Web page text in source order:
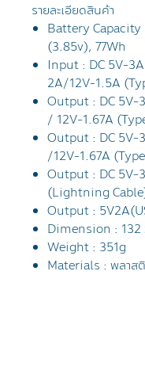
รายละเอียดสินค้า
Battery
(3.85v), 77Wh
Input : DC 5V-
2A/12V-1.5A
Output : DC 5V-
/ 12V-1.67A
Output : DC 5V-
/12V-1.67A
Output : DC 5V-
(Lightning
Output :
Dimension :
Weight : 351g
Materials : พลาส